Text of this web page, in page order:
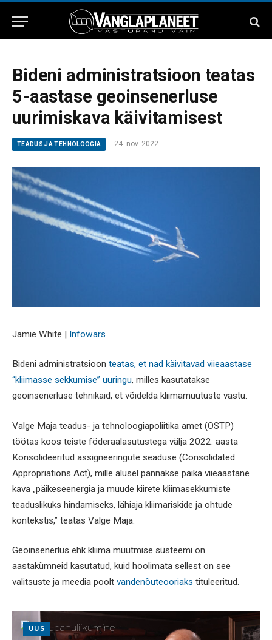
Bideni administratsioon teatas
5-aastase geoinsenerluse
uurimiskava käivitamisest
TEADUS JA TEHNOLOOGIA 24. nov. 2022
Jamie White | Infowars
Bideni administratsioon teatas, et nad käivitavad viieaastase
“kliimasse sekkumise” uuringu, milles kasutatakse
geoinsenerluse tehnikaid, et võidelda kliimamuutuste vastu.
Valge Maja teadus- ja tehnoloogiapoliitika amet (OSTP)
töötas koos teiste föderaalasutustega välja 2022. aasta
Konsolideeritud assigneeringute seaduse (Consolidated
Appropriations Act), mille alusel pannakse paika viieaastane
kava „päikeseenergia ja muude kiirete kliimasekkumiste
teaduslikuks hindamiseks, lähiaja kliimariskide ja ohtude
kontekstis,” teatas Valge Maja.
Geoinsenerlus ehk kliima muutmise süsteemi on
aastakümneid kasutatud, kuid hoolimata sellest on see
valitsuste ja meedia poolt vandenõuteooriaks tituleeritud.
UUS